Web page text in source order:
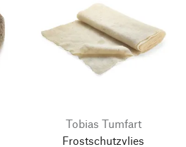
Tobias Tumfart
Frostschutzvlies